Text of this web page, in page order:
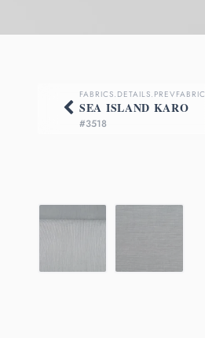
FABRICS.DETAILS.PREVFABRIC
SEA ISLAND KARO
#3518